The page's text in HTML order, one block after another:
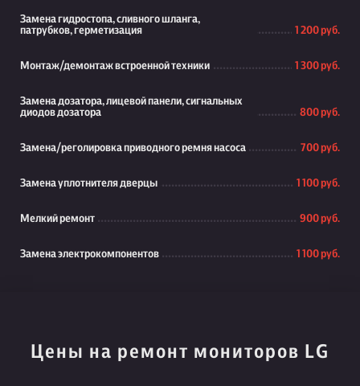
Замена гидростопа, сливного шланга,
патрубков, герметизация
1 200 руб.
Монтаж/демонтаж встроенной техники 1 300 руб.
Замена дозатора, лицевой панели, сигнальных
диодов дозатора
800 руб.
Замена/реголировка приводного ремня насоса 700 руб.
Замена уплотнителя дверцы 1 100 руб.
Мелкий ремонт 900 руб.
Замена электрокомпонентов 1 100 руб.
Цены на ремонт мониторов LG